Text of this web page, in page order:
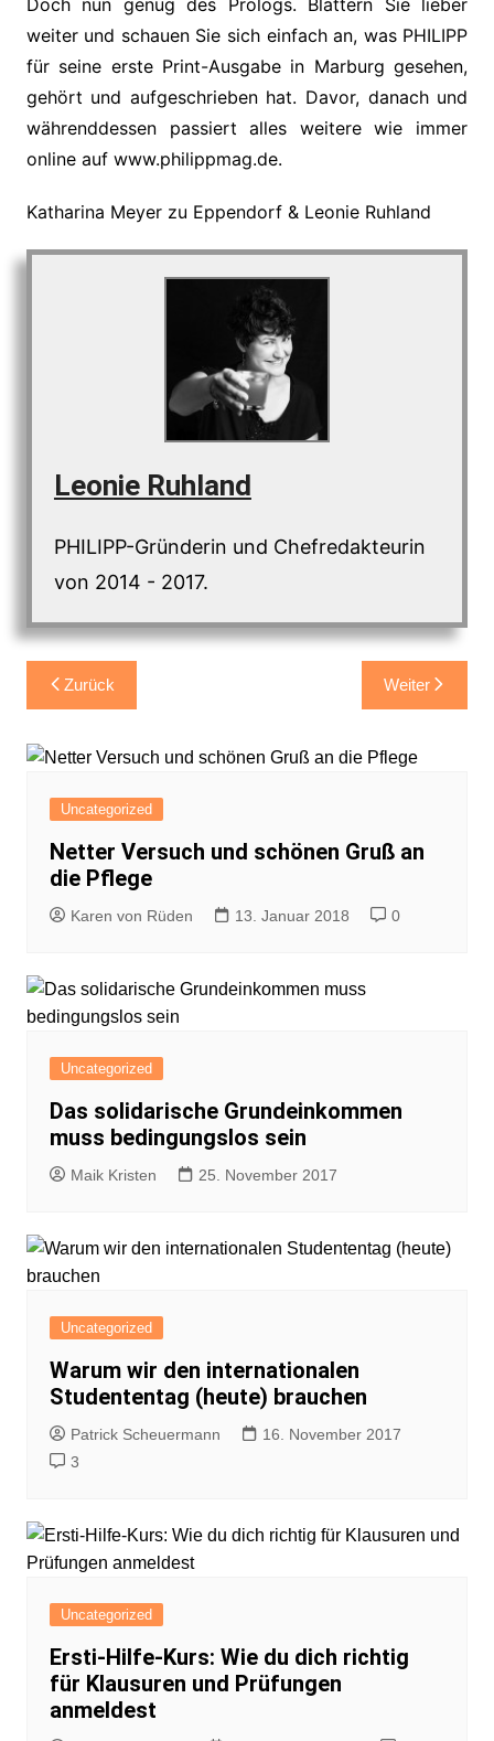
weiter und schauen Sie sich einfach an, was PHILIPP
für seine erste Print-Ausgabe in Marburg gesehen,
gehört und aufgeschrieben hat. Davor, danach und
währenddessen passiert alles weitere wie immer
online auf www.philippmag.de.
Katharina Meyer zu Eppendorf & Leonie Ruhland
Leonie Ruhland
PHILIPP-Gründerin und Chefredakteurin
von 2014 - 2017.
Beitragsnavigation
Zurück Weiter
Uncategorized
Netter Versuch und schönen Gruß an
die Pflege
Karen von Rüden 13. Januar 2018 0
Uncategorized
Das solidarische Grundeinkommen
muss bedingungslos sein
Maik Kristen 25. November 2017
Uncategorized
Warum wir den internationalen
Studententag (heute) brauchen
Patrick Scheuermann
16. November 2017
3
Uncategorized
Ersti-Hilfe-Kurs: Wie du dich richtig
für Klausuren und Prüfungen
anmeldest